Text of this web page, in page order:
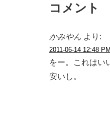
コメント
かみやん より:
2011-06-14 12:48 PM
をー。これはい
安いし。